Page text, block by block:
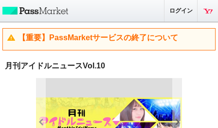
ログイン
【重要】PassMarketサービスの終了について
月刊アイドルニュースVol.10